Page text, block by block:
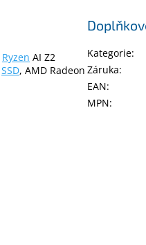
Ryzen AI Z2
SSD, AMD Radeon
Kategorie:
Záruka:
EAN:
MPN: